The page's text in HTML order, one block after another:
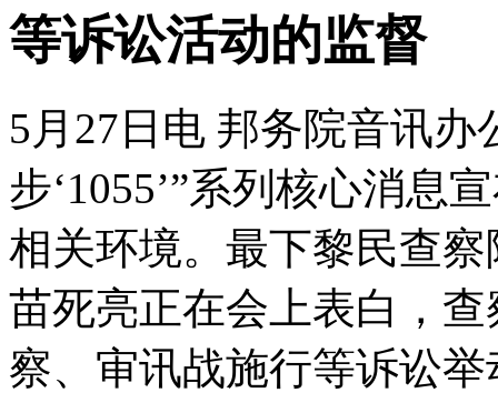
等诉讼活动的监督
5月27日电 邦务院音讯办
步‘1055’”系列核心消息
相关环境。最下黎民查
苗死亮正在会上表白，
察、审讯战施行等诉讼